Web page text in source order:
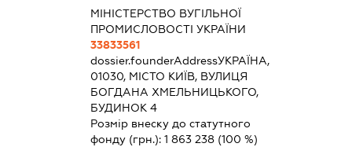
МІНІСТЕРСТВО ВУГІЛЬНОЇ
ПРОМИСЛОВОСТІ УКРАЇНИ
33833561
dossier.founderAddressУКРАЇНА,
01030, МІСТО КИЇВ, ВУЛИЦЯ
БОГДАНА ХМЕЛЬНИЦЬКОГО,
БУДИНОК 4
Розмір внеску до статутного
фонду (грн.):1 863 238 (100 %)